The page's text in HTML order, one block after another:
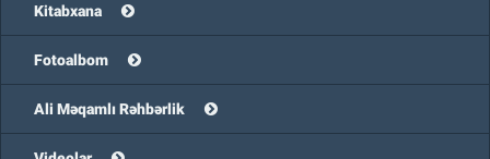
Kitabxana
Fotoalbom
Ali Məqamlı Rəhbərlik